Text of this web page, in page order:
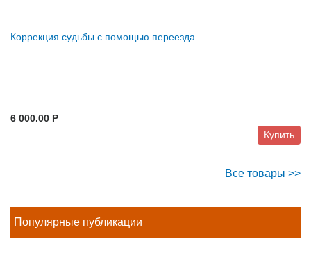
Коррекция судьбы с помощью переезда
6 000.00 P
Купить
Все товары >>
Популярные публикации